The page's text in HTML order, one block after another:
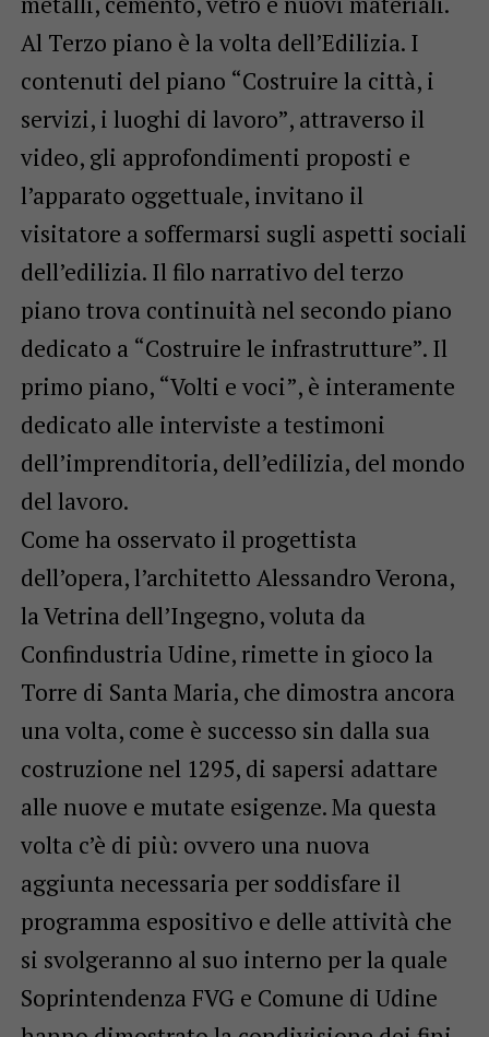
Al Terzo piano è la volta dell’Edilizia. I
contenuti del piano “Costruire la città, i
servizi, i luoghi di lavoro”, attraverso il
video, gli approfondimenti proposti e
l’apparato oggettuale, invitano il
visitatore a soffermarsi sugli aspetti sociali
dell’edilizia. Il filo narrativo del terzo
piano trova continuità nel secondo piano
dedicato a “Costruire le infrastrutture”. Il
primo piano, “Volti e voci”, è interamente
dedicato alle interviste a testimoni
dell’imprenditoria, dell’edilizia, del mondo
del lavoro.
Come ha osservato il progettista
dell’opera, l’architetto Alessandro Verona,
la Vetrina dell’Ingegno, voluta da
Confindustria Udine, rimette in gioco la
Torre di Santa Maria, che dimostra ancora
una volta, come è successo sin dalla sua
costruzione nel 1295, di sapersi adattare
alle nuove e mutate esigenze. Ma questa
volta c’è di più: ovvero una nuova
aggiunta necessaria per soddisfare il
programma espositivo e delle attività che
si svolgeranno al suo interno per la quale
Soprintendenza FVG e Comune di Udine